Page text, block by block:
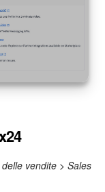
vendite > Sales